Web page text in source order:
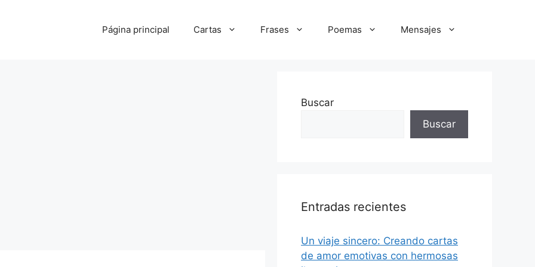
Página principal Cartas Frases Poemas Mensajes
Buscar
Buscar
Entradas recientes
Un viaje sincero: Creando cartas
de amor emotivas con hermosas